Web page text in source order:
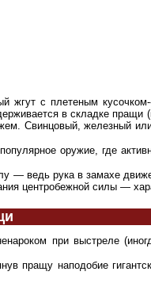
жгут с плетеным
в складке пращи
Свинцовый, железный
оружие, где
— ведь рука в замахе
центробежной силы —
при выстреле
пращу наподобие